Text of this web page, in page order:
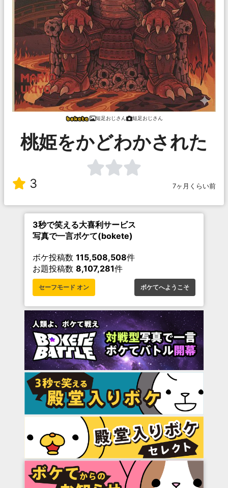
短足おじさん 短足おじさん
桃姫をかどわかされた
3 7ヶ月くらい前
3秒で笑える大喜利サービス
写真で一言ボケて(bokete)
ボケ投稿数 115,508,508件
お題投稿数 8,107,281件
セーフモード オン ボケてへようこそ